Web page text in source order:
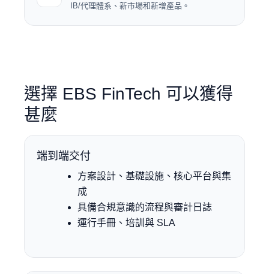
IB/代理體系、新市場和新增產品。
選擇 EBS FinTech 可以獲得
甚麼
端到端交付
方案設計、基礎設施、核心平台與集
成
具備合規意識的流程與審計日誌
運行手冊、培訓與 SLA